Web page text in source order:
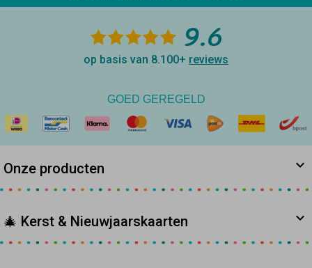
9.6
op basis van 8.100+ reviews
GOED GEREGELD
Onze producten
🎄 Kerst & Nieuwjaarskaarten